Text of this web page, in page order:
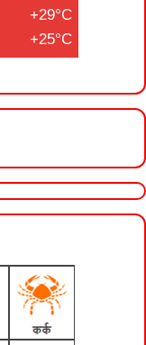
+29°C
+25°C